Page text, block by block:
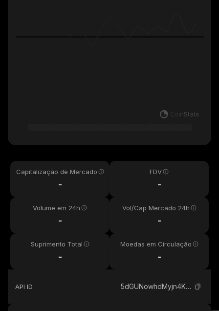
Capitalização de Mercado
-
FDV
-
Volume em 24h
-
Vol/Cap Mercado 24h
-
Suprimento Total
-
Moedas em Circulação
-
API ID 5dGUNowhdMyjn4KYS6YjxrxQ5yiHbRBiGCasmBn1E92v_solana